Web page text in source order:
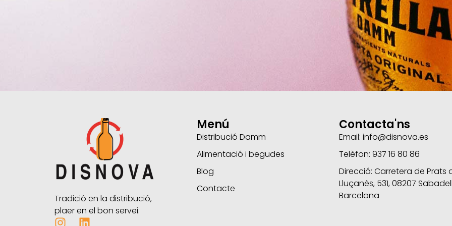
Tradició en la distribució,
plaer en el bon servei.
Menú
Distribució Damm
Alimentació i begudes
Blog
Contacte
Contacta'ns
Email: info@disnova.es
Telèfon: 937 16 80 86
Direcció: Carretera de Prats
Lluçanès, 531, 08207
Barcelona